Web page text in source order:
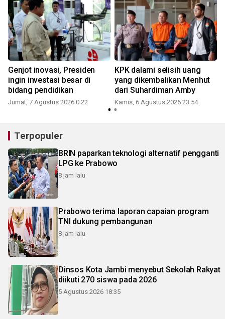
Genjot inovasi, Presiden
ingin investasi besar di
bidang pendidikan
Jumat, 7 Agustus 2026 0:22
KPK dalami selisih uang
yang dikembalikan Menhut
dari Suhardiman Amby
Kamis, 6 Agustus 2026 23:54
Terpopuler
BRIN paparkan teknologi alternatif pengganti
LPG ke Prabowo
8 jam lalu
Prabowo terima laporan capaian program
TNI dukung pembangunan
8 jam lalu
Dinsos Kota Jambi menyebut Sekolah Rakyat
diikuti 270 siswa pada 2026
5 Agustus 2026 18:35